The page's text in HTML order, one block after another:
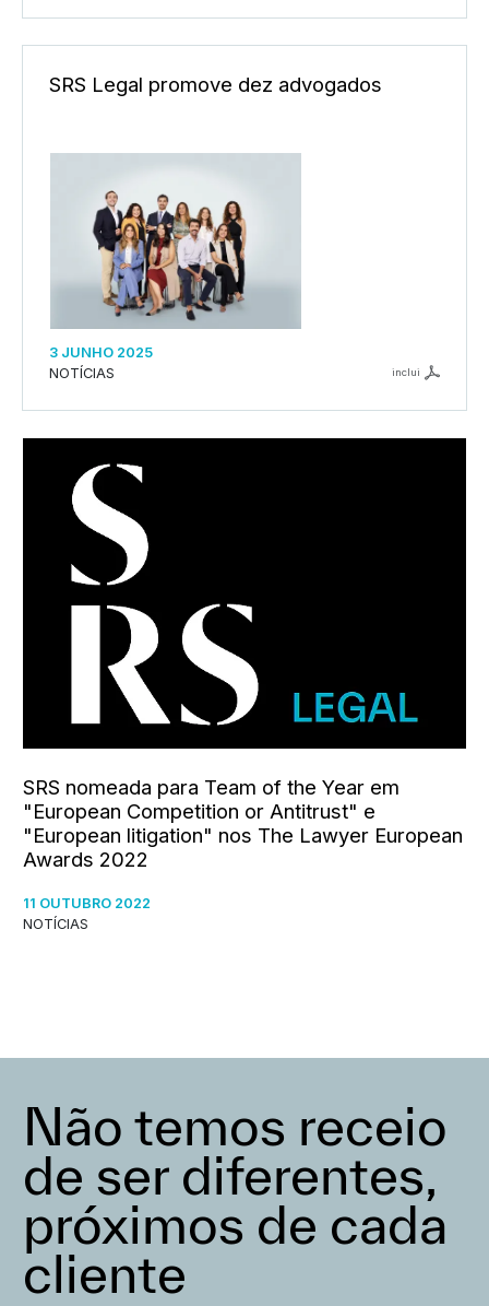
SRS Legal promove dez advogados
3 JUNHO 2025
NOTÍCIAS
inclui
SRS nomeada para Team of the Year em
"European Competition or Antitrust" e
"European litigation" nos The Lawyer European
Awards 2022
11 OUTUBRO 2022
NOTÍCIAS
Não temos receio
de ser diferentes,
próximos de cada
cliente